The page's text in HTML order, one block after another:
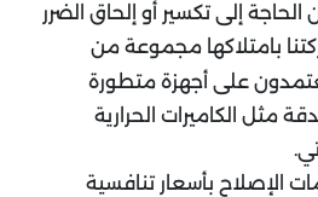
إلى تكسير أو إلحاق الضرر
بامتلاكها مجموعة من
يعتمدون على أجهزة متطورة
مثل الكاميرات الحرارية
الإصلاح بأسعار تنافسية